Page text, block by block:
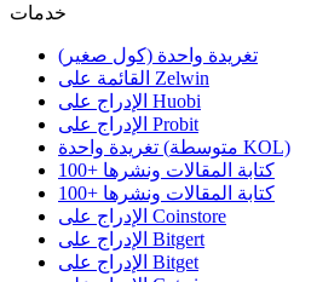
خدمات
تغريدة واحدة (كول صغير)
القائمة على Zelwin
الإدراج على Huobi
الإدراج على Probit
تغريدة واحدة (متوسطة KOL)
100+ كتابة المقالات ونشرها
100+ كتابة المقالات ونشرها
الإدراج على Coinstore
الإدراج على Bitgert
الإدراج على Bitget